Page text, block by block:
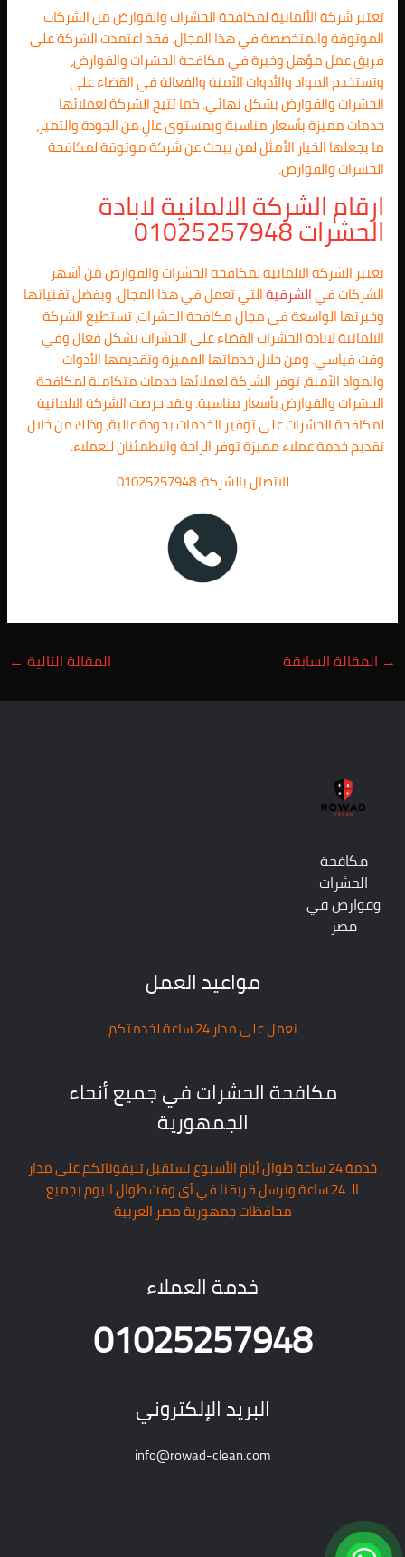
تعتبر شركة الألمانية لمكافحة الحشرات والقوارض من الشركات
الموثوقة والمتخصصة في هذا المجال. فقد اعتمدت الشركة على
فريق عمل مؤهل وخبرة في مكافحة الحشرات والقوارض،
وتستخدم المواد والأدوات الآمنة والفعالة في القضاء على
الحشرات والقوارض بشكل نهائي. كما تتيح الشركة لعملائها
خدمات مميزة بأسعار مناسبة وبمستوى عالٍ من الجودة والتميز،
ما يجعلها الخيار الأمثل لمن يبحث عن شركة موثوقة لمكافحة
الحشرات والقوارض.
ارقام الشركة الالمانية لابادة
الحشرات 01025257948
تعتبر الشركة الالمانية لمكافحة الحشرات والقوارض من أشهر
الشركات فيالشرقيةالتي تعمل في هذا المجال. وبفضل تقنياتها
وخبرتها الواسعة في مجال مكافحة الحشرات، تستطيع الشركة
الالمانية لابادة الحشرات القضاء على الحشرات بشكل فعال وفي
وقت قياسي. ومن خلال خدماتها المميزة وتقديمها الأدوات
والمواد الآمنة، توفر الشركة لعملائها خدمات متكاملة لمكافحة
الحشرات والقوارض بأسعار مناسبة. ولقد حرصت الشركة الالمانية
لمكافحة الحشرات على توفير الخدمات بجودة عالية، وذلك من خلال
تقديم خدمة عملاء مميزة توفر الراحة والاطمئنان للعملاء.
للاتصال بالشركة: 01025257948
→ المقالة السابقة المقالة التالية ←
مكافحة
الحشرات
وقوارض في
مصر
مواعيد العمل
نعمل على مدار 24 ساعة لخدمتكم
مكافحة الحشرات في جميع أنحاء
الجمهورية
خدمة 24 ساعة طوال أيام الأسبوع نستقبل تليفوناتكم على مدار
الـ 24 ساعة ونرسل فريقنا في أى وقت طوال اليوم بجميع
محافظات جمهورية مصر العربية
خدمة العملاء
01025257948
البريد الإلكتروني
info@rowad-clean.com